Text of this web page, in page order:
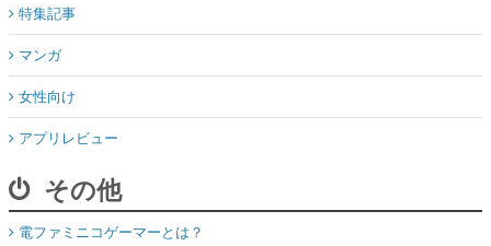
特集記事
マンガ
女性向け
アプリレビュー
その他
電ファミニコゲーマーとは？